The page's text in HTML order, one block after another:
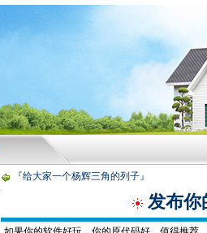
『给大家一个杨辉三角的列子』
发布你